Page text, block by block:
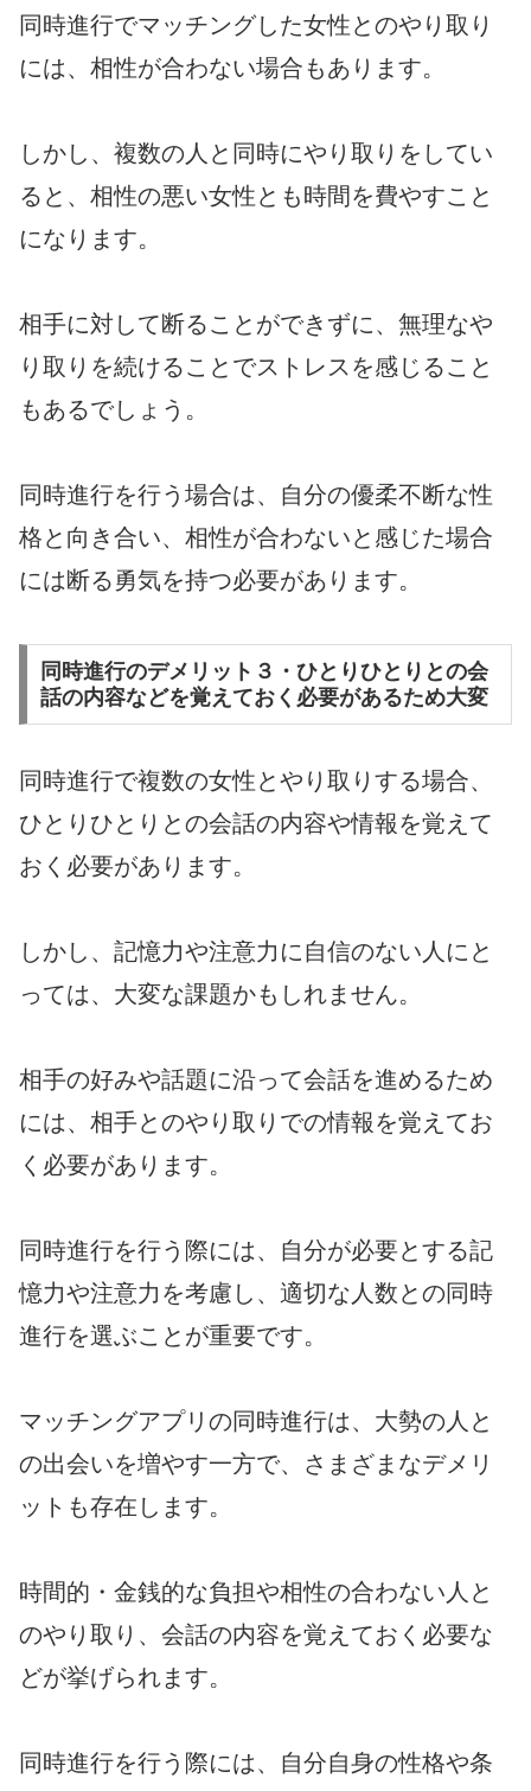
同時進行でマッチングした女性とのやり取り
には、相性が合わない場合もあります。
しかし、複数の人と同時にやり取りをしてい
ると、相性の悪い女性とも時間を費やすこと
になります。
相手に対して断ることができずに、無理なや
り取りを続けることでストレスを感じること
もあるでしょう。
同時進行を行う場合は、自分の優柔不断な性
格と向き合い、相性が合わないと感じた場合
には断る勇気を持つ必要があります。
同時進行のデメリット３・ひとりひとりとの会
話の内容などを覚えておく必要があるため大変
同時進行で複数の女性とやり取りする場合、
ひとりひとりとの会話の内容や情報を覚えて
おく必要があります。
しかし、記憶力や注意力に自信のない人にと
っては、大変な課題かもしれません。
相手の好みや話題に沿って会話を進めるため
には、相手とのやり取りでの情報を覚えてお
く必要があります。
同時進行を行う際には、自分が必要とする記
憶力や注意力を考慮し、適切な人数との同時
進行を選ぶことが重要です。
マッチングアプリの同時進行は、大勢の人と
の出会いを増やす一方で、さまざまなデメリ
ットも存在します。
時間的・金銭的な負担や相性の合わない人と
のやり取り、会話の内容を覚えておく必要な
どが挙げられます。
同時進行を行う際には、自分自身の性格や条